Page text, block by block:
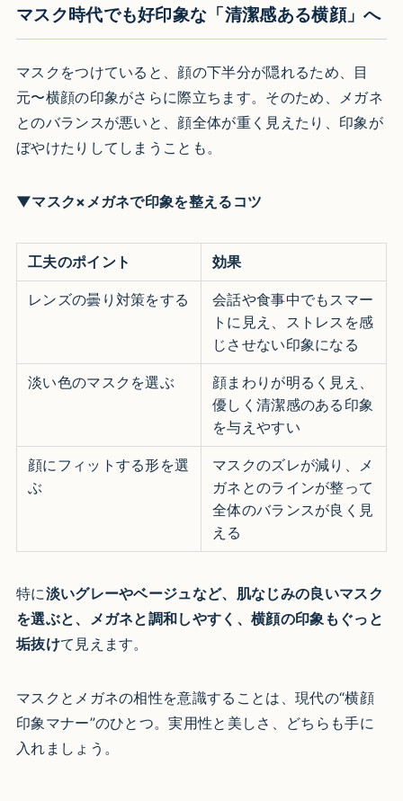
マスク時代でも好印象な「清潔感ある横顔」へ
マスクをつけていると、顔の下半分が隠れるため、目
元〜横顔の印象がさらに際立ちます。そのため、メガネ
とのバランスが悪いと、顔全体が重く見えたり、印象が
ぼやけたりしてしまうことも。
▼マスク×メガネで印象を整えるコツ
工夫のポイント 効果
レンズの曇り対策をする
会話や食事中でもスマー
トに見え、ストレスを感
じさせない印象になる
淡い色のマスクを選ぶ
顔まわりが明るく見え、
優しく清潔感のある印象
を与えやすい
顔にフィットする形を選
ぶ
マスクのズレが減り、メ
ガネとのラインが整って
全体のバランスが良く見
える
特に淡いグレーやベージュなど、肌なじみの良いマスク
を選ぶと、メガネと調和しやすく、横顔の印象もぐっと
垢抜けて見えます。
マスクとメガネの相性を意識することは、現代の“横顔
印象マナー”のひとつ。実用性と美しさ、どちらも手に
入れましょう。